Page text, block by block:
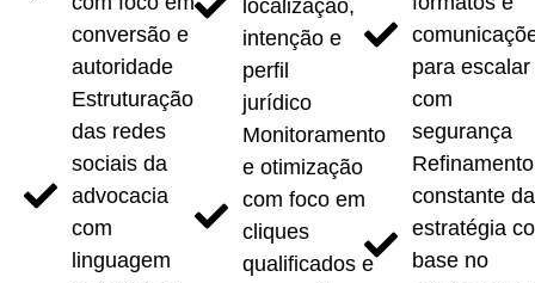
conversão e
autoridade
Estruturação
das redes
sociais da
advocacia
com
linguagem
localização,
intenção e
perfil
jurídico
Monitoramento
e otimização
com foco em
cliques
qualificados e
para escalar
com
segurança
Refinamento
constante da
estratégia
base no